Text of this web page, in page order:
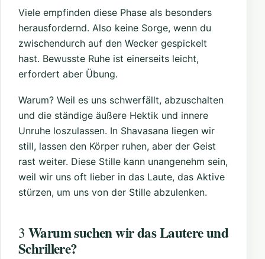
Viele empfinden diese Phase als besonders
herausfordernd. Also keine Sorge, wenn du
zwischendurch auf den Wecker gespickelt
hast. Bewusste Ruhe ist einerseits leicht,
erfordert aber Übung.
Warum? Weil es uns schwerfällt, abzuschalten
und die ständige äußere Hektik und innere
Unruhe loszulassen. In Shavasana liegen wir
still, lassen den Körper ruhen, aber der Geist
rast weiter. Diese Stille kann unangenehm sein,
weil wir uns oft lieber in das Laute, das Aktive
stürzen, um uns von der Stille abzulenken.
3 Warum suchen wir das Lautere und
Schrillere?